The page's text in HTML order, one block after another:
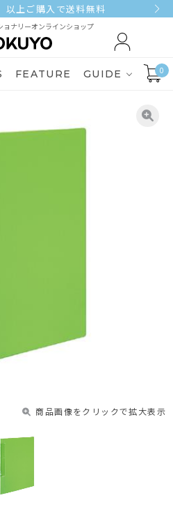
以上ご購入で送料無料
ョナリーオンラインショップ
FEATURE GUIDE 0
商品画像をクリックで拡大表示